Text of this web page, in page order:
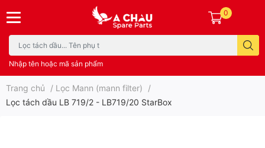
Nhập tên hoặc mã sản phẩm
0
Trang chủ / Lọc Mann (mann filter)
/
Lọc tách dầu LB 719/2 - LB719/20 StarBox